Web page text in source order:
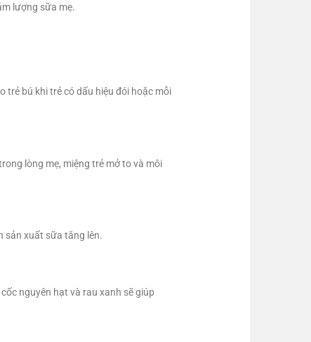
lượng sữa mẹ.
trẻ bú khi trẻ có dấu hiệu đói hoặc mỗi
lòng mẹ, miệng trẻ mở to và môi
sản xuất sữa tăng lên.
nguyên hạt và rau xanh sẽ giúp